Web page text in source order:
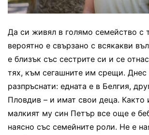
Да си живял в голямо семейство с
вероятно е свързано с всякакви
е близък със сестрите си и се
тях, към сегашните им срещи. Днес
разпръснати: едната е в Белгия,
Пловдив – и имат свои деца. Както
малкият му син Петър все още е
наясно със семейните роли. Не е